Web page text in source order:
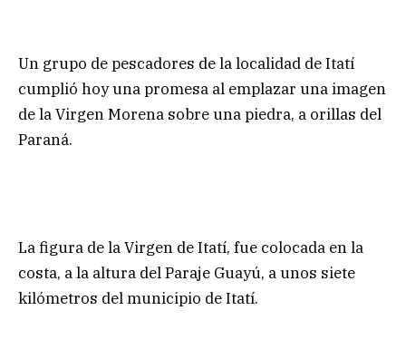
Un grupo de pescadores de la localidad de Itatí
cumplió hoy una promesa al emplazar una imagen
de la Virgen Morena sobre una piedra, a orillas del
Paraná.
La figura de la Virgen de Itatí, fue colocada en la
costa, a la altura del Paraje Guayú, a unos siete
kilómetros del municipio de Itatí.